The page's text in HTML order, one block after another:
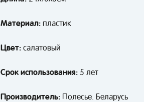
Материал: пластик
Цвет: салатовый
Срок использования: 5 лет
Производитель: Полесье. Беларусь